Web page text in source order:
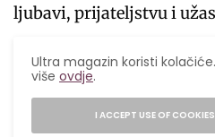
ljubavi, prijateljstvu i
Ultra magazin koristi
višeovdje.
I ACCEPT USE OF COOKIES